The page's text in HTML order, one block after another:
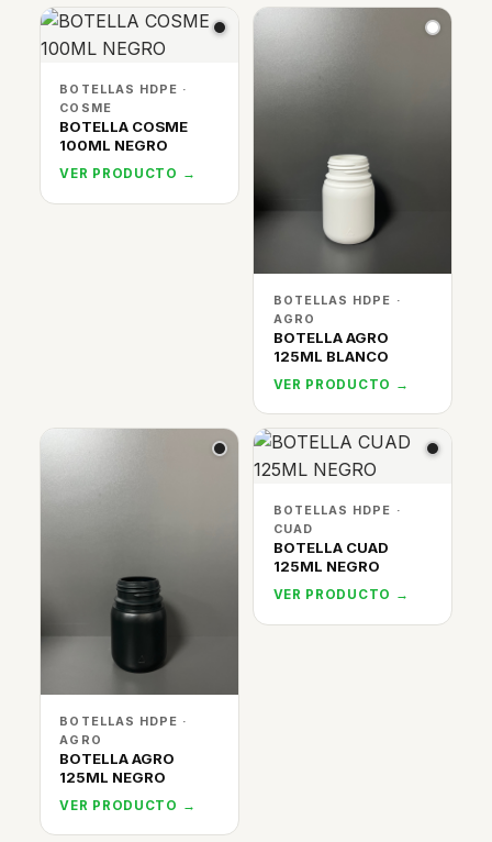
BOTELLAS HDPE ·
COSME
BOTELLA COSME
100ML NEGRO
VER PRODUCTO →
BOTELLAS HDPE ·
AGRO
BOTELLA AGRO
125ML BLANCO
VER PRODUCTO →
BOTELLAS HDPE ·
AGRO
BOTELLA AGRO
125ML NEGRO
VER PRODUCTO →
BOTELLAS HDPE ·
CUAD
BOTELLA CUAD
125ML NEGRO
VER PRODUCTO →